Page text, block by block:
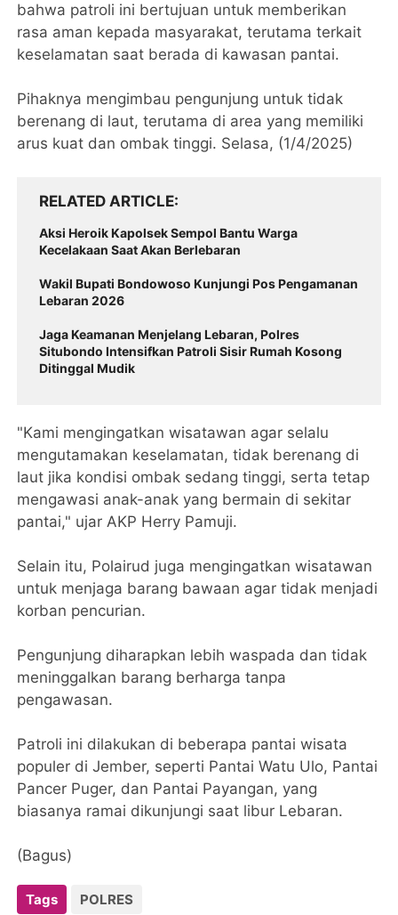
bahwa patroli ini bertujuan untuk memberikan
rasa aman kepada masyarakat, terutama terkait
keselamatan saat berada di kawasan pantai.
Pihaknya mengimbau pengunjung untuk tidak
berenang di laut, terutama di area yang memiliki
arus kuat dan ombak tinggi. Selasa, (1/4/2025)
RELATED ARTICLE
Aksi Heroik Kapolsek Sempol Bantu Warga
Kecelakaan Saat Akan Berlebaran
Wakil Bupati Bondowoso Kunjungi Pos Pengamanan
Lebaran 2026
Jaga Keamanan Menjelang Lebaran, Polres
Situbondo Intensifkan Patroli Sisir Rumah Kosong
Ditinggal Mudik
"Kami mengingatkan wisatawan agar selalu
mengutamakan keselamatan, tidak berenang di
laut jika kondisi ombak sedang tinggi, serta tetap
mengawasi anak-anak yang bermain di sekitar
pantai," ujar AKP Herry Pamuji.
Selain itu, Polairud juga mengingatkan wisatawan
untuk menjaga barang bawaan agar tidak menjadi
korban pencurian.
Pengunjung diharapkan lebih waspada dan tidak
meninggalkan barang berharga tanpa
pengawasan.
Patroli ini dilakukan di beberapa pantai wisata
populer di Jember, seperti Pantai Watu Ulo, Pantai
Pancer Puger, dan Pantai Payangan, yang
biasanya ramai dikunjungi saat libur Lebaran.
(Bagus)
Tags POLRES